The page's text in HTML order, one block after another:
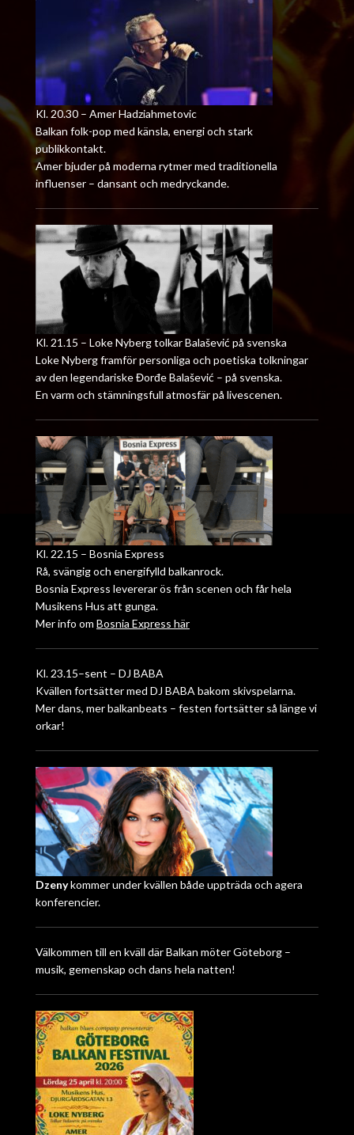
Kl. 20.30 – Amer Hadziahmetovic
Balkan folk-pop med känsla, energi och stark
publikkontakt.
Amer bjuder på moderna rytmer med traditionella
influenser – dansant och medryckande.
Kl. 21.15 – Loke Nyberg tolkar Balašević på svenska
Loke Nyberg framför personliga och poetiska tolkningar
av den legendariske Đorđe Balašević – på svenska.
En varm och stämningsfull atmosfär på livescenen.
Kl. 22.15 – Bosnia Express
Rå, svängig och energifylld balkanrock.
Bosnia Express levererar ös från scenen och får hela
Musikens Hus att gunga.
Mer info om Bosnia Express här
Kl. 23.15–sent – DJ BABA
Kvällen fortsätter med DJ BABA bakom skivspelarna.
Mer dans, mer balkanbeats – festen fortsätter så länge vi
orkar!
Dzenykommer under kvällen både uppträda och agera
konferencier.
Välkommen till en kväll där Balkan möter Göteborg –
musik, gemenskap och dans hela natten!